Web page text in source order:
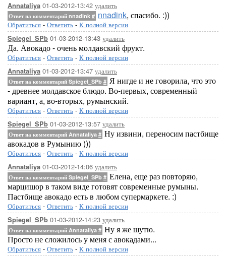
Annataliya 01-03-2012-13:42 удалить
Ответ на комментарий nnadink # nnadink, спасибо. :))
Обратиться - Ответить - К полной версии
Spiegel_SPb 01-03-2012-13:43 удалить
Да. Авокадо - очень молдавский фрукт.
Обратиться - Ответить - К полной версии
Annataliya 01-03-2012-13:47 удалить
Ответ на комментарий Spiegel_SPb # Я нигде и не говорила, что это
- древнее молдавское блюдо. Во-первых, современный
вариант, а, во-вторых, румынский.
Обратиться - Ответить - К полной версии
Spiegel_SPb 01-03-2012-13:57 удалить
Ответ на комментарий Annataliya # Ну извини, переносим пастбище
авокадов в Румынию )))
Обратиться - Ответить - К полной версии
Annataliya 01-03-2012-14:06 удалить
Ответ на комментарий Spiegel_SPb # Елена, еще раз повторяю,
марцишор в таком виде готовят современные румыны.
Пастбище авокадо есть в любом супермаркете. :)
Обратиться - Ответить - К полной версии
Spiegel_SPb 01-03-2012-14:23 удалить
Ответ на комментарий Annataliya # Ну я же шутю.
Просто не сложилось у меня с авокадами...
Обратиться - Ответить - К полной версии